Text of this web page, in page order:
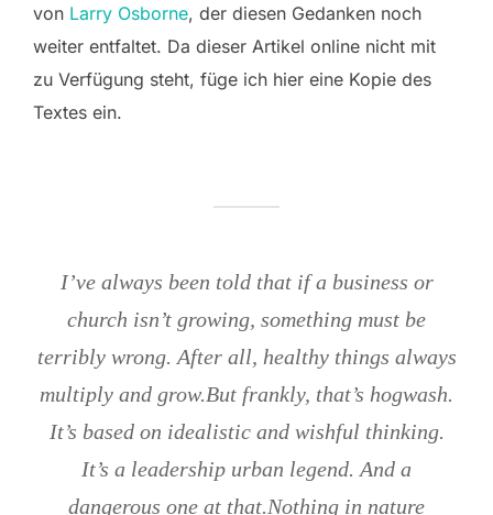
von Larry Osborne, der diesen Gedanken noch
weiter entfaltet. Da dieser Artikel online nicht mit
zu Verfügung steht, füge ich hier eine Kopie des
Textes ein.
I’ve always been told that if a business or
church isn’t growing, something must be
terribly wrong. After all, healthy things always
multiply and grow.But frankly, that’s hogwash.
It’s based on idealistic and wishful thinking.
It’s a leadership urban legend. And a
dangerous one at that.Nothing in nature